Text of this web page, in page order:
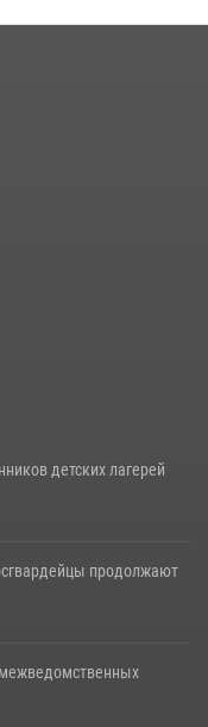
граждан во
детских лагерей
продолжают
межведомственных